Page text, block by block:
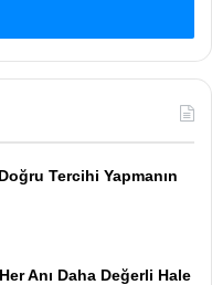
Tercihi Yapmanın
Anı Daha Değerli Hale